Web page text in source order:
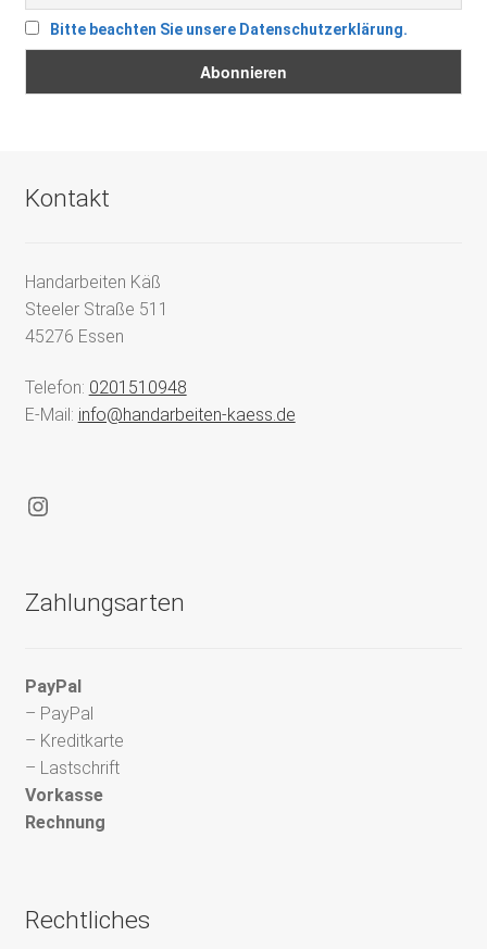
Bitte beachten Sie unsere Datenschutzerklärung.
Kontakt
Handarbeiten Käß
Steeler Straße 511
45276 Essen
Telefon: 0201510948
E-Mail: info@handarbeiten-kaess.de
Instagram
Zahlungsarten
PayPal
– PayPal
– Kreditkarte
– Lastschrift
Vorkasse
Rechnung
Rechtliches